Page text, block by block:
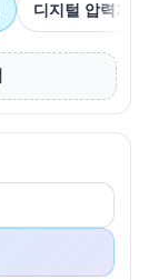
디지털 압력게